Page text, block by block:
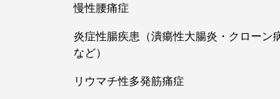
慢性腰痛症
炎症性腸疾患（潰瘍性大腸炎・クローン
など）
リウマチ性多発筋痛症